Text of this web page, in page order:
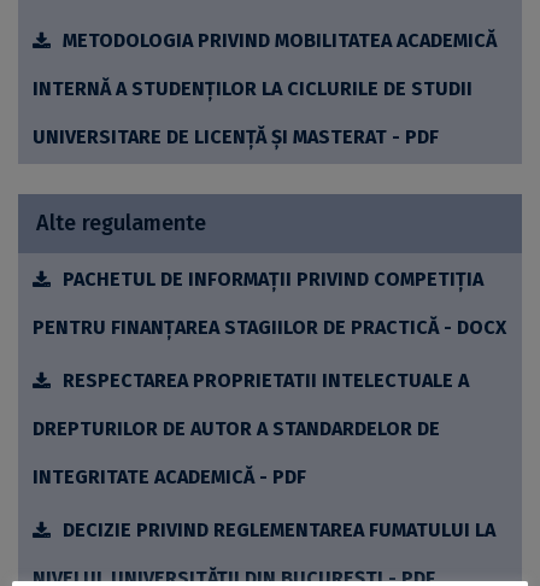
METODOLOGIA PRIVIND MOBILITATEA ACADEMICĂ
INTERNĂ A STUDENȚILOR LA CICLURILE DE STUDII
UNIVERSITARE DE LICENȚĂ ȘI MASTERAT - PDF
Alte regulamente
PACHETUL DE INFORMAȚII PRIVIND COMPETIȚIA
PENTRU FINANȚAREA STAGIILOR DE PRACTICĂ - DOCX
RESPECTAREA PROPRIETATII INTELECTUALE A
DREPTURILOR DE AUTOR A STANDARDELOR DE
INTEGRITATE ACADEMICĂ - PDF
DECIZIE PRIVIND REGLEMENTAREA FUMATULUI LA
NIVELUL UNIVERSITĂȚII DIN BUCUREȘTI - PDF